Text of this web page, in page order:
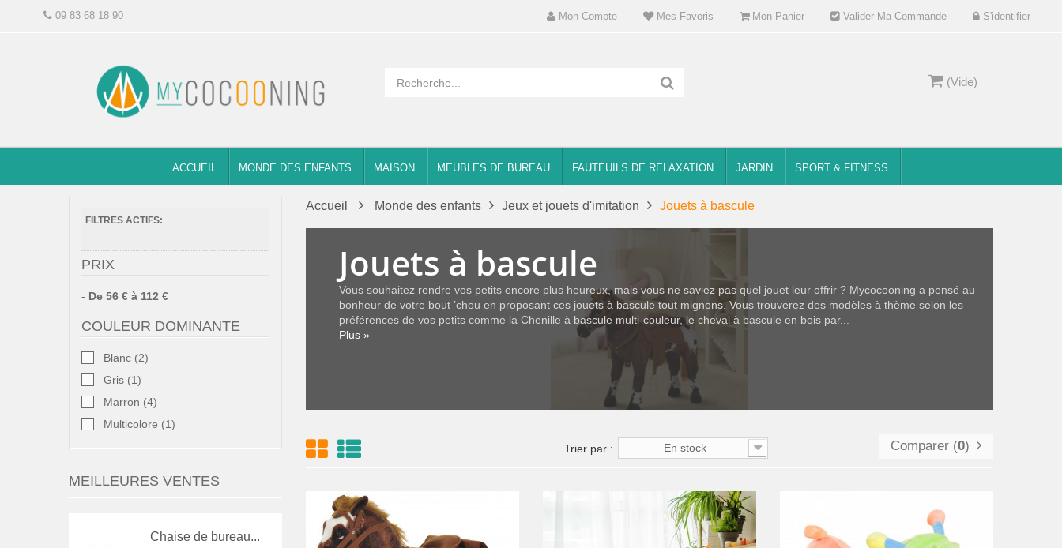
Mon Compte Mes Favoris Mon Panier Valider Ma Commande S'identifier
09 83 68 18 90
(Vide)
ACCUEIL MONDE DES ENFANTS MAISON MEUBLES DE BUREAU FAUTEUILS DE RELAXATION JARDIN SPORT & FITNESS
FILTRES ACTIFS:
PRIX
- De 56 € à 112 €
COULEUR DOMINANTE
Blanc (2)
Gris (1)
Marron (4)
Multicolore (1)
MEILLEURES VENTES
Chaise de bureau...
Accueil Monde des enfants Jeux et jouets d'imitation Jouets à bascule
Jouets à bascule
Vous souhaitez rendre vos petits encore plus heureux, mais vous ne saviez pas quel jouet leur offrir ? Mycocooning a pensé au
bonheur de votre bout ’chou en proposant ces jouets à bascule tout mignons. Vous trouverez des modèles à thème selon les
préférences de vos petits comme la Chenille à bascule multi-couleur, le cheval à bascule en bois par...
Plus »
Trier par : En stock Comparer (0)